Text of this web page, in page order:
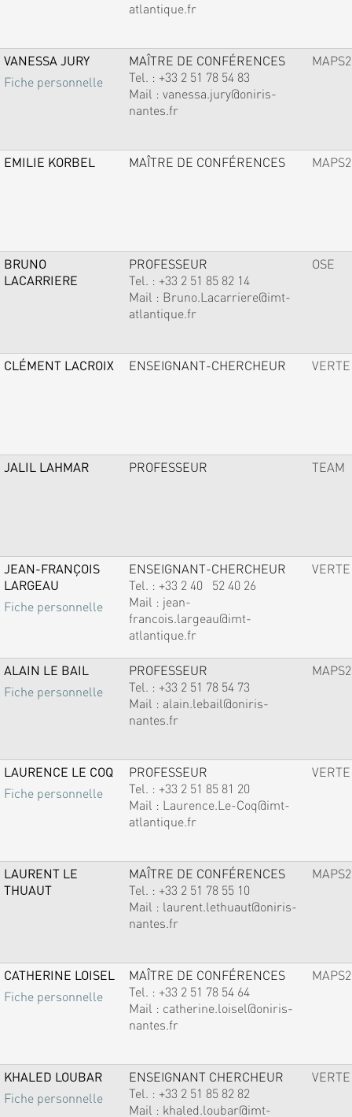
atlantique.fr
VANESSA JURY
Fiche personnelle
MAÎTRE DE CONFÉRENCES
Tel. : +33 2 51 78 54 83
Mail : vanessa.jury@oniris-
nantes.fr
MAPS2
EMILIE KORBEL MAÎTRE DE CONFÉRENCES MAPS2
BRUNO
LACARRIERE
PROFESSEUR
Tel. : +33 2 51 85 82 14
Mail : Bruno.Lacarriere@imt-
atlantique.fr
OSE
CLÉMENT LACROIX ENSEIGNANT-CHERCHEUR VERTE
JALIL LAHMAR PROFESSEUR TEAM
JEAN-FRANÇOIS
LARGEAU
Fiche personnelle
ENSEIGNANT-CHERCHEUR
Tel. : +33 2 40 52 40 26
Mail : jean-
francois.largeau@imt-
atlantique.fr
VERTE
ALAIN LE BAIL
Fiche personnelle
PROFESSEUR
Tel. : +33 2 51 78 54 73
Mail : alain.lebail@oniris-
nantes.fr
MAPS2
LAURENCE LE COQ
Fiche personnelle
PROFESSEUR
Tel. : +33 2 51 85 81 20
Mail : Laurence.Le-Coq@imt-
atlantique.fr
VERTE
LAURENT LE
THUAUT
MAÎTRE DE CONFÉRENCES
Tel. : +33 2 51 78 55 10
Mail : laurent.lethuaut@oniris-
nantes.fr
MAPS2
CATHERINE LOISEL
Fiche personnelle
MAÎTRE DE CONFÉRENCES
Tel. : +33 2 51 78 54 64
Mail : catherine.loisel@oniris-
nantes.fr
MAPS2
KHALED LOUBAR
Fiche personnelle
ENSEIGNANT CHERCHEUR
Tel. : +33 2 51 85 82 82
Mail : khaled.loubar@imt-
VERTE